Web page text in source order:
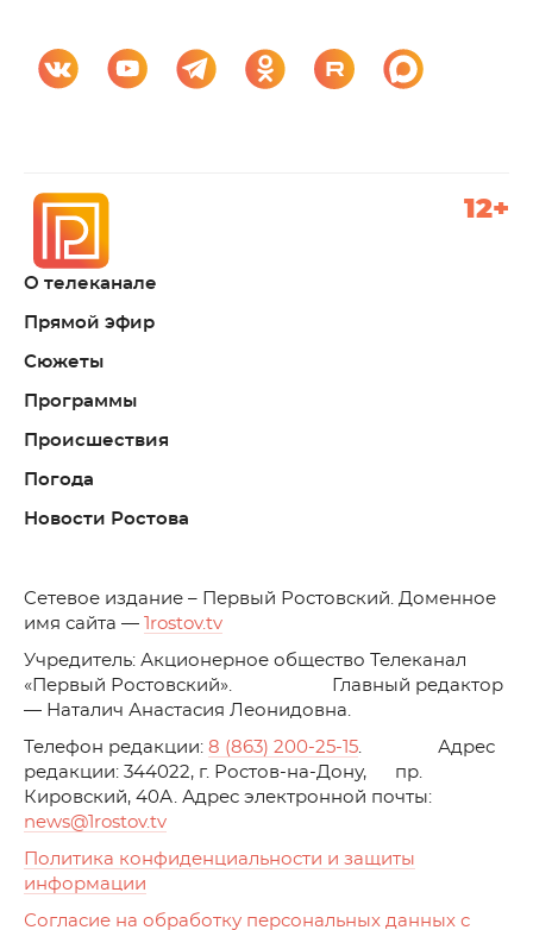
О телеканале
Прямой эфир
Сюжеты
Программы
Происшествия
Погода
Новости Ростова
12+
Cетевое издание – Первый Ростовский. Доменное
имя сайта —
1rostov.tv
Учредитель: Акционерное общество Телеканал
«Первый Ростовский». Главный редактор
— Наталич Анастасия Леонидовна.
Телефон редакции: 8 (863) 200-25-15. Адрес
редакции: 344022, г. Ростов-на-Дону, пр.
Кировский, 40А. Адрес электронной почты:
news@1rostov.tv
Политика конфиденциальности и защиты
информации
Согласие на обработку персональных данных с